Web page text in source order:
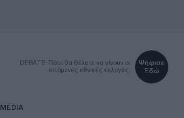
DEBATE: Πότε θα θέλατε να γίνουν οι
επόμενες εθνικές εκλογές;
Ψήφισε
Εδώ
MEDIA